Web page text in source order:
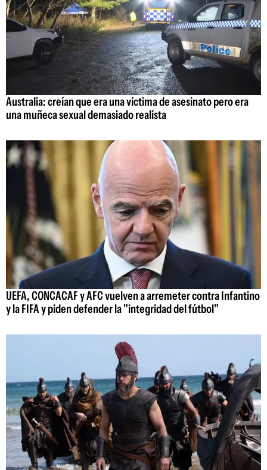
Australia: creían que era una víctima de asesinato pero era
una muñeca sexual demasiado realista
UEFA, CONCACAF y AFC vuelven a arremeter contra Infantino
y la FIFA y piden defender la "integridad del fútbol"